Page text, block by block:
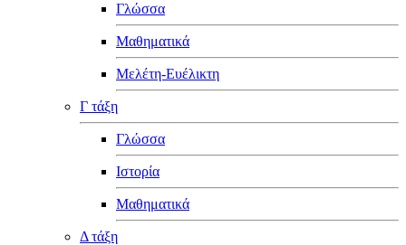
Γλώσσα
Μαθηματικά
Μελέτη-Ευέλικτη
Γ τάξη
Γλώσσα
Ιστορία
Μαθηματικά
Δ τάξη